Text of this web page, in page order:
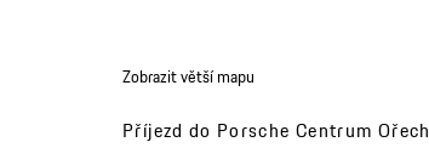
Zobrazit větší mapu
Příjezd do Porsche Centrum Ořech